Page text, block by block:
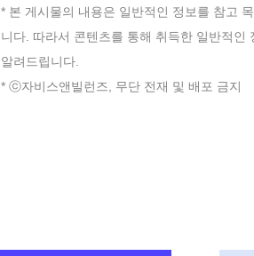
* 본 게시물의 내용은 일반적인 정보를 참고
니다. 따라서 콘텐츠를 통해 취득한 일반적
알려드립니다.
* ⓒ자비스앤빌런즈, 무단 전재 및 배포 금지